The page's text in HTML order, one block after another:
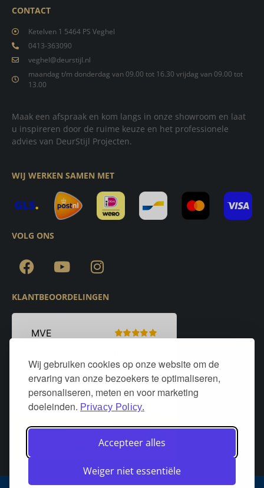
Wij gebruiken cookies op onze website om de
ervaring van onze bezoekers te optimaliseren,
personaliseren, meten en voor marketing
doeleinden. Privacy Policy.
Accepteer alles
Weiger niet essentiële
CONTACT
Ketelven 1 5464 PS Veghel
0413-363090
veghel@deurstijl.nl
maandag t/m donderdag van 09.00 tot 16.30 vrijdag van 09.00 tot
13.00
Maak een afspraak en kom langs in onze showroom en laat
u inspireren door de ruime keuze en het professionele
advies van DeurStijl Projecten.
WIJ WERKEN SAMEN MET
VOLG ONS
KLANTBEOORDELINGEN